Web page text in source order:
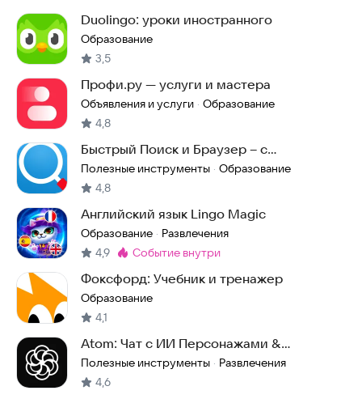
Duolingo: уроки иностранного
Образование
3,5
Профи.ру — услуги и мастера
Объявления и услуги · Образование
4,8
Быстрый Поиск и Браузер – с
бесплатным ИИ
Полезные инструменты · Образование
4,8
Английский язык Lingo Magic
Образование · Развлечения
4,9 Метка:
событие внутри
Фоксфорд: Учебник и тренажер
Образование
4,1
Atom: Чат с ИИ Персонажами &
Нейросеть ГПТ 5
Полезные инструменты · Развлечения
4,6